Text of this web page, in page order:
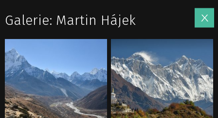
Galerie: Martin Hájek